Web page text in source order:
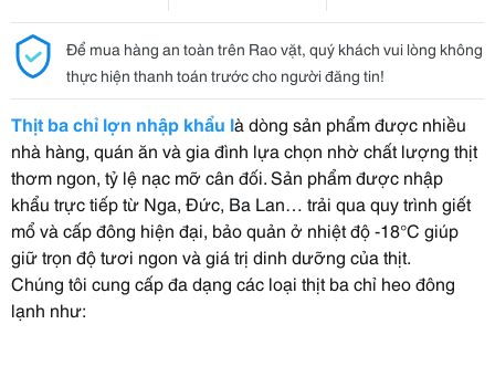
Để mua hàng an toàn trên Rao vặt, quý khách vui lòng không
thực hiện thanh toán trước cho người đăng tin!
Thịt ba chỉ lợn nhập khẩu là dòng sản phẩm được nhiều
nhà hàng, quán ăn và gia đình lựa chọn nhờ chất lượng thịt
thơm ngon, tỷ lệ nạc mỡ cân đối. Sản phẩm được nhập
khẩu trực tiếp từ Nga, Đức, Ba Lan… trải qua quy trình giết
mổ và cấp đông hiện đại, bảo quản ở nhiệt độ -18°C giúp
giữ trọn độ tươi ngon và giá trị dinh dưỡng của thịt.
Chúng tôi cung cấp đa dạng các loại thịt ba chỉ heo đông
lạnh như: